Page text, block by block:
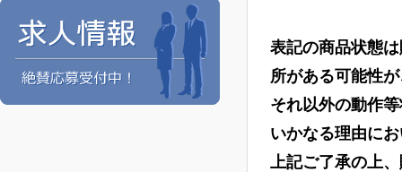
表記の商品状態
所がある可能性
それ以外の動作
いかなる理由に
上記ご了承の上